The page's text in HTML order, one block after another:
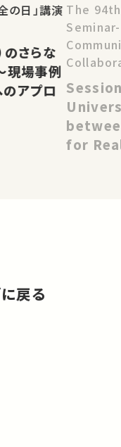
の日」講演
のさらな
現場事例
アプロ
The
and
Project
for
戻る